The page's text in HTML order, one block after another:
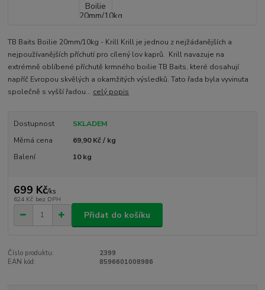
TB Baits Boilie 20mm/10kg - Krill Krill je jednou z nejžádanějších a
nejpoužívanějších příchutí pro cílený lov kaprů. Krill navazuje na
extrémně oblíbené příchutě krmného boilie TB Baits, které dosahují
napříč Evropou skvělých a okamžitých výsledků. Tato řada byla vyvinuta
společně s vyšší řadou... celý popis
Dostupnost
SKLADEM
Měrná cena
69,90 Kč / kg
Balení
10 kg
699 Kč/ks
624 Kč bez DPH
Přidat do košíku
Číslo produktu:
2399
EAN kód:
8596601008986